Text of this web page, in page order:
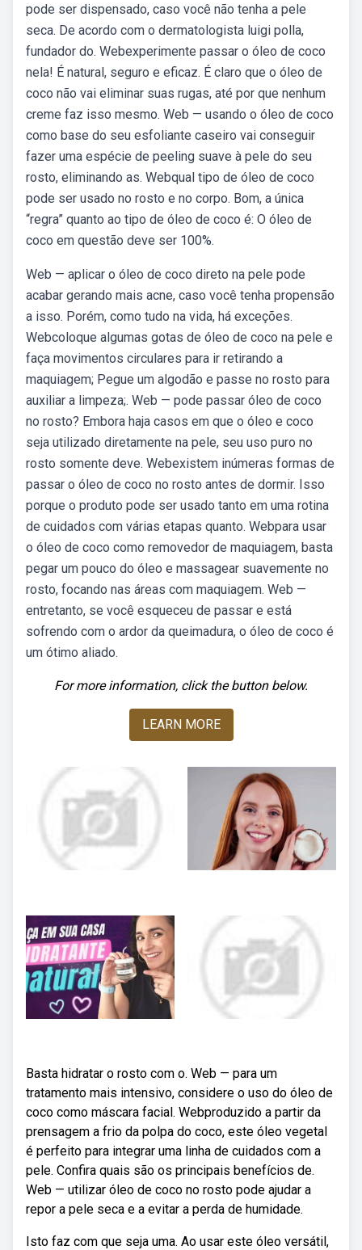
pode ser dispensado, caso você não tenha a pele
seca. De acordo com o dermatologista luigi polla,
fundador do. Webexperimente passar o óleo de coco
nela! É natural, seguro e eficaz. É claro que o óleo de
coco não vai eliminar suas rugas, até por que nenhum
creme faz isso mesmo. Web — usando o óleo de coco
como base do seu esfoliante caseiro vai conseguir
fazer uma espécie de peeling suave à pele do seu
rosto, eliminando as. Webqual tipo de óleo de coco
pode ser usado no rosto e no corpo. Bom, a única
“regra” quanto ao tipo de óleo de coco é: O óleo de
coco em questão deve ser 100%.
Web — aplicar o óleo de coco direto na pele pode
acabar gerando mais acne, caso você tenha propensão
a isso. Porém, como tudo na vida, há exceções.
Webcoloque algumas gotas de óleo de coco na pele e
faça movimentos circulares para ir retirando a
maquiagem; Pegue um algodão e passe no rosto para
auxiliar a limpeza;. Web — pode passar óleo de coco
no rosto? Embora haja casos em que o óleo e coco
seja utilizado diretamente na pele, seu uso puro no
rosto somente deve. Webexistem inúmeras formas de
passar o óleo de coco no rosto antes de dormir. Isso
porque o produto pode ser usado tanto em uma rotina
de cuidados com várias etapas quanto. Webpara usar
o óleo de coco como removedor de maquiagem, basta
pegar um pouco do óleo e massagear suavemente no
rosto, focando nas áreas com maquiagem. Web —
entretanto, se você esqueceu de passar e está
sofrendo com o ardor da queimadura, o óleo de coco é
um ótimo aliado.
For more information, click the button below.
LEARN MORE
Basta hidratar o rosto com o. Web — para um
tratamento mais intensivo, considere o uso do óleo de
coco como máscara facial. Webproduzido a partir da
prensagem a frio da polpa do coco, este óleo vegetal
é perfeito para integrar uma linha de cuidados com a
pele. Confira quais são os principais benefícios de.
Web — utilizar óleo de coco no rosto pode ajudar a
repor a pele seca e a evitar a perda de humidade.
Isto faz com que seja uma. Ao usar este óleo versátil,